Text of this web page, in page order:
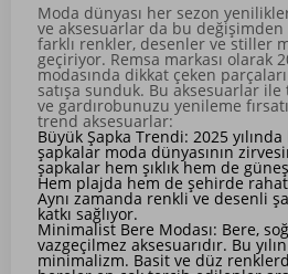
Moda dünyası her sezon
ve aksesuarlar da bu değişimden
farklı renkler, desenler ve stiller
geçiriyor. Remsa markası olarak
modasında dikkat çeken
satışa sunduk. Bu aksesuarlar ile
ve gardırobunuzu yenileme
trend aksesuarlar:
Büyük Şapka Trendi: 2025
şapkalar moda dünyasının
şapkalar hem şıklık hem de
Hem plajda hem de şehirde
Aynı zamanda renkli ve desenli
katkı sağlıyor.
Minimalist Bere Modası: Bere,
vazgeçilmez aksesuarıdır. Bu
minimalizm. Basit ve düz